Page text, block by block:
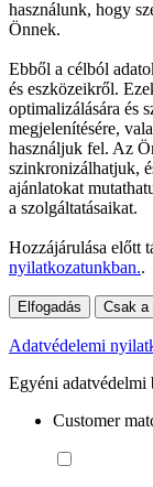
használunk, hogy
Önnek.
Ebből a célból
és eszközeikről.
optimalizálására és
megjelenítésére,
használjuk fel. Az
szinkronizálhatjuk,
ajánlatokat
a szolgáltatásaikat.
Hozzájárulása előtt
nyilatkozatunkban..
Elfogadás Csak a
Adatvédelemi
Egyéni adatvédelmi
Customer